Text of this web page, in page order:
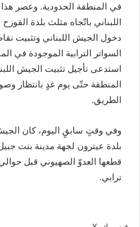
في المنطقة الحدودية. وعصر
اللبناني باتّجاه مثلث بلدة
دخول الجيش اللبناني وتثبيت
السواتر الترابية الموجودة في
استدعى تأجيل تثبيت الجيش
المنطقة حتّى يوم غدٍ بانتظار
الطريق.
وفي وقتٍ سابقٍ اليوم، كان
بلدة عيترون لجهة مدينة بنت
قطعها العدوّ الصهيوني قبل
ترابي.